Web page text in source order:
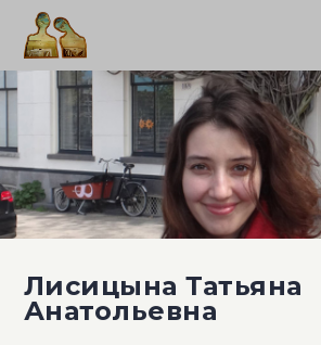
Лисицына Татьяна
Анатольевна